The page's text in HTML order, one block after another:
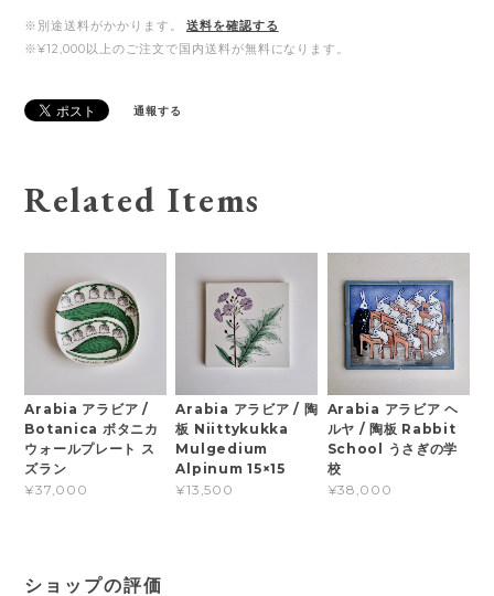
※別途送料がかかります。
送料を確認する
※¥12,000以上のご注文で国内送料が無料になります。
通報する
Related Items
Arabia アラビア /
Botanica ボタニカ
ウォールプレート ス
ズラン
¥37,000
Arabia アラビア / 陶
板 Niittykukka
Mulgedium
Alpinum 15×15
¥13,500
Arabia アラビア ヘ
ルヤ / 陶板 Rabbit
School うさぎの学
校
¥38,000
ショップの評価